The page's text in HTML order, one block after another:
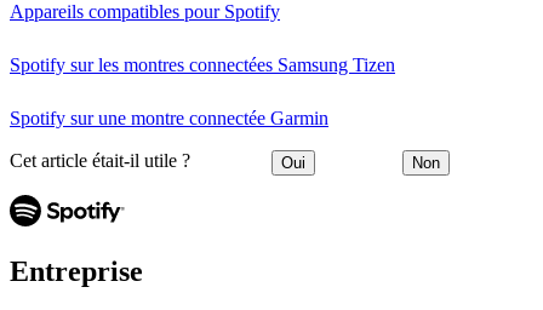
Appareils compatibles pour Spotify
Spotify sur les montres connectées Samsung Tizen
Spotify sur une montre connectée Garmin
Cet article était-il utile ? Oui Non
Entreprise